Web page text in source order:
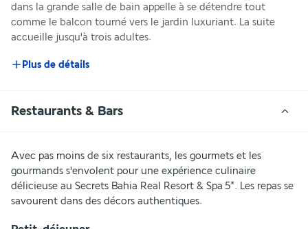
dans la grande salle de bain appelle à se détendre tout
comme le balcon tourné vers le jardin luxuriant. La suite
accueille jusqu'à trois adultes.
Plus de détails
Restaurants & Bars
Avec pas moins de six restaurants, les gourmets et les
gourmands s'envolent pour une expérience culinaire
délicieuse au Secrets Bahia Real Resort & Spa 5*. Les repas se
savourent dans des décors authentiques.